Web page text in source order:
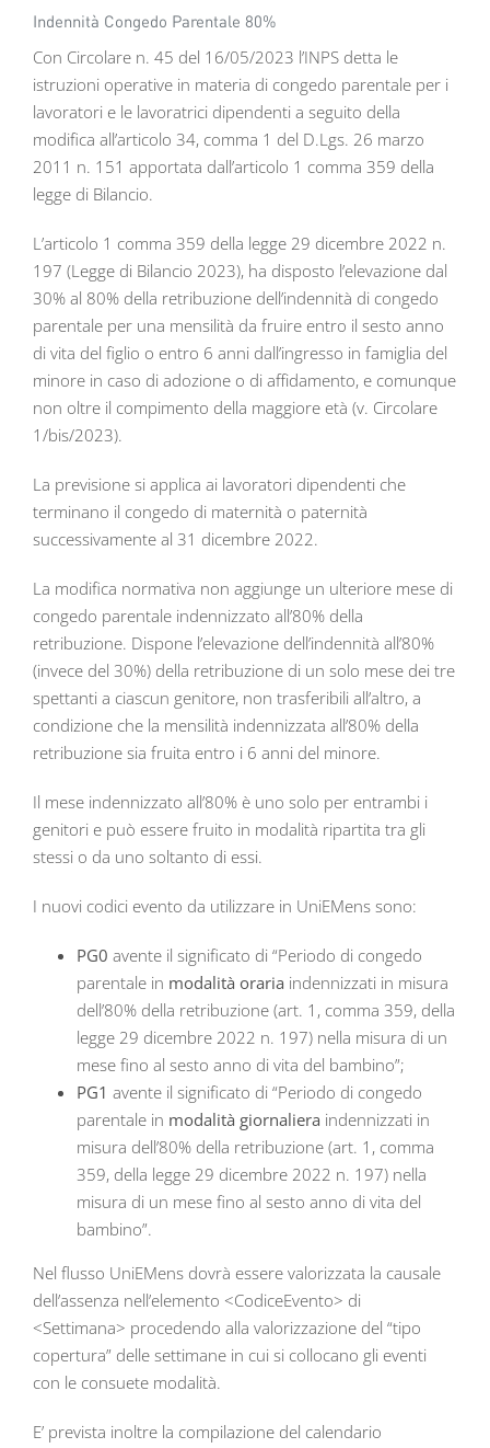
Indennità Congedo Parentale 80%
Con Circolare n. 45 del 16/05/2023 l’INPS detta le
istruzioni operative in materia di congedo parentale per i
lavoratori e le lavoratrici dipendenti a seguito della
modifica all’articolo 34, comma 1 del D.Lgs. 26 marzo
2011 n. 151 apportata dall’articolo 1 comma 359 della
legge di Bilancio.
L’articolo 1 comma 359 della legge 29 dicembre 2022 n.
197 (Legge di Bilancio 2023), ha disposto l’elevazione dal
30% al 80% della retribuzione dell’indennità di congedo
parentale per una mensilità da fruire entro il sesto anno
di vita del figlio o entro 6 anni dall’ingresso in famiglia del
minore in caso di adozione o di affidamento, e comunque
non oltre il compimento della maggiore età (v. Circolare
1/bis/2023).
La previsione si applica ai lavoratori dipendenti che
terminano il congedo di maternità o paternità
successivamente al 31 dicembre 2022.
La modifica normativa non aggiunge un ulteriore mese di
congedo parentale indennizzato all’80% della
retribuzione. Dispone l’elevazione dell’indennità all’80%
(invece del 30%) della retribuzione di un solo mese dei tre
spettanti a ciascun genitore, non trasferibili all’altro, a
condizione che la mensilità indennizzata all’80% della
retribuzione sia fruita entro i 6 anni del minore.
Il mese indennizzato all’80% è uno solo per entrambi i
genitori e può essere fruito in modalità ripartita tra gli
stessi o da uno soltanto di essi.
I nuovi codici evento da utilizzare in UniEMens sono:
PG0 avente il significato di “Periodo di congedo
parentale in modalità oraria indennizzati in misura
dell’80% della retribuzione (art. 1, comma 359, della
legge 29 dicembre 2022 n. 197) nella misura di un
mese fino al sesto anno di vita del bambino”;
PG1 avente il significato di “Periodo di congedo
parentale in modalità giornaliera indennizzati in
misura dell’80% della retribuzione (art. 1, comma
359, della legge 29 dicembre 2022 n. 197) nella
misura di un mese fino al sesto anno di vita del
bambino”.
Nel flusso UniEMens dovrà essere valorizzata la causale
dell’assenza nell’elemento <CodiceEvento> di
<Settimana> procedendo alla valorizzazione del “tipo
copertura” delle settimane in cui si collocano gli eventi
con le consuete modalità.
E’ prevista inoltre la compilazione del calendario